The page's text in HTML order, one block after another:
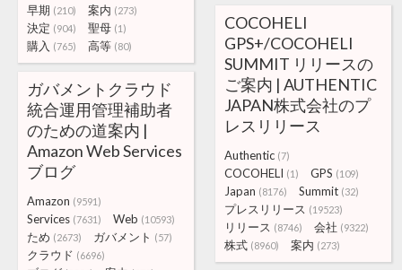
早期 (210) 案内 (273)
決定 (904) 聖母 (1)
購入 (765) 高等 (80)
COCOHELI
GPS+/COCOHELI
SUMMIT リリースの
ご案内 | AUTHENTIC
JAPAN株式会社のプ
レスリリース
Authentic (7)
COCOHELI (1) GPS (109)
Japan (8176) Summit (32)
プレスリリース (19523)
リリース (8746) 会社 (9322)
株式 (8960) 案内 (273)
ガバメントクラウド
統合運用管理補助者
のための道案内 |
Amazon Web Services
ブログ
Amazon (9591)
Services (7631) Web (10593)
ため (2673) ガバメント (57)
クラウド (6696)